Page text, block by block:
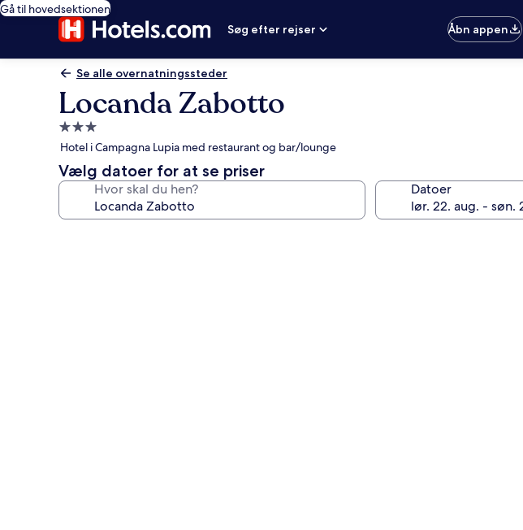
Gå til hovedsektionen
Søg efter rejser
Åbn appen
Se alle overnatningssteder
Locanda Zabotto
3.0-
stjernet
overnatningssted
Hotel i Campagna Lupia med restaurant og bar/lounge
Vælg datoer for at se priser
Hvor skal du hen? Datoer